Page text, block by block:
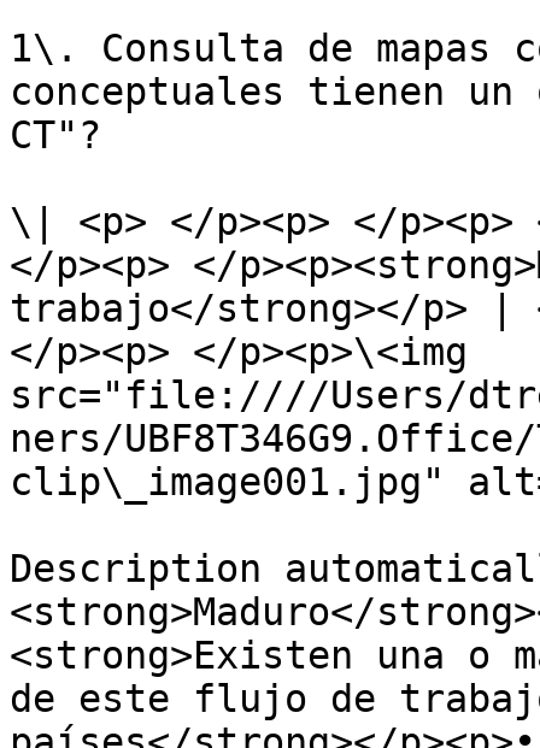
1\. Consulta de mapas
conceptuales tienen un
CT"?
\| <p> </p><p> </p><p>
</p><p> </
trabajo</strong></p> |
</p><p> </p><p>\<img
src="file:////Users/
ners/
clip\_image001.jpg"
Description
<strong>Maduro</
<strong>Existen una o
de este flujo de